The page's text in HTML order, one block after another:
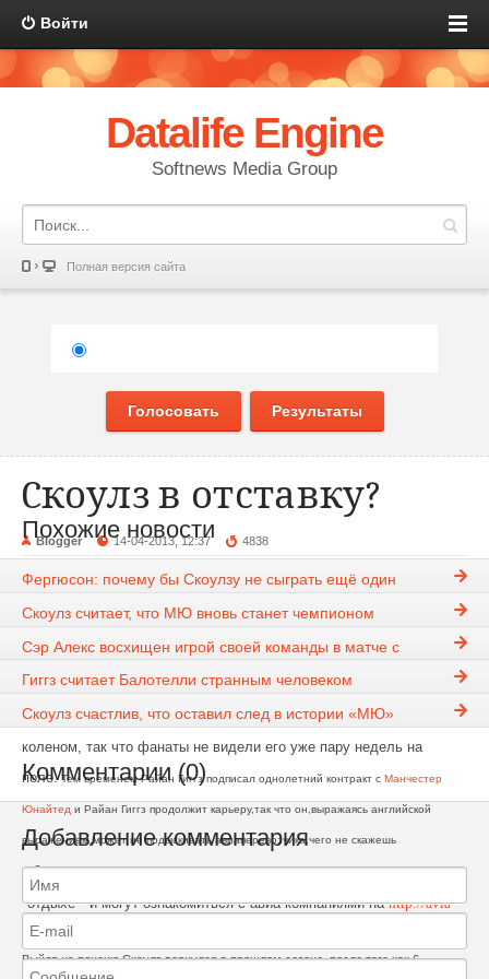
Войти
Datalife Engine
Softnews Media Group
Полная версия сайта
Голосовать Результаты
Cкоулз в отставку?
Blogger 14-04-2013, 12:37 4838
Бывший капитан Манчестер Юнайтед Брайан Робсон сказал: «есть ощущение,
что ветеран и полузащитник Пол Скоулз может быть вынужден уйти в отставку
в конце сезона».
Скоулзу, 38 лет, в настоящее время у него возникли проблемы с
коленом, так что фанаты не видели его уже пару недель на
поле. Тем временем Райан Гиггз подписал однолетний контракт с Манчестер
Юнайтед и Райан Гиггз продолжит карьеру,так что он,выражаясь английской
выражением,может не подыскивать авиаперевозчика,чего не скажешь
обольшинствеигроков его возраста,которые уже давно на
"отдыхе" и могут ознакомиться с авиа компаниями наhttp://avia-
talk.ru/news/
Выйдя на пенсию Скоулз вернулся в прошлом сезоне, после того как 6
Похожие новости
Фергюсон: почему бы Скоулзу не сыграть ещё один
Скоулз считает, что МЮ вновь станет чемпионом
Сэр Алекс восхищен игрой своей команды в матче с
Гиггз считает Балотелли странным человеком
Скоулз счастлив, что оставил след в истории «МЮ»
Комментарии (0)
Добавление комментария